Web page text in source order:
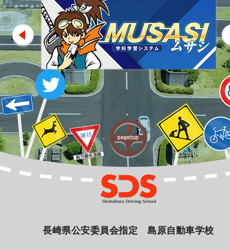
長崎県公安委員会指定 島原自動車学校